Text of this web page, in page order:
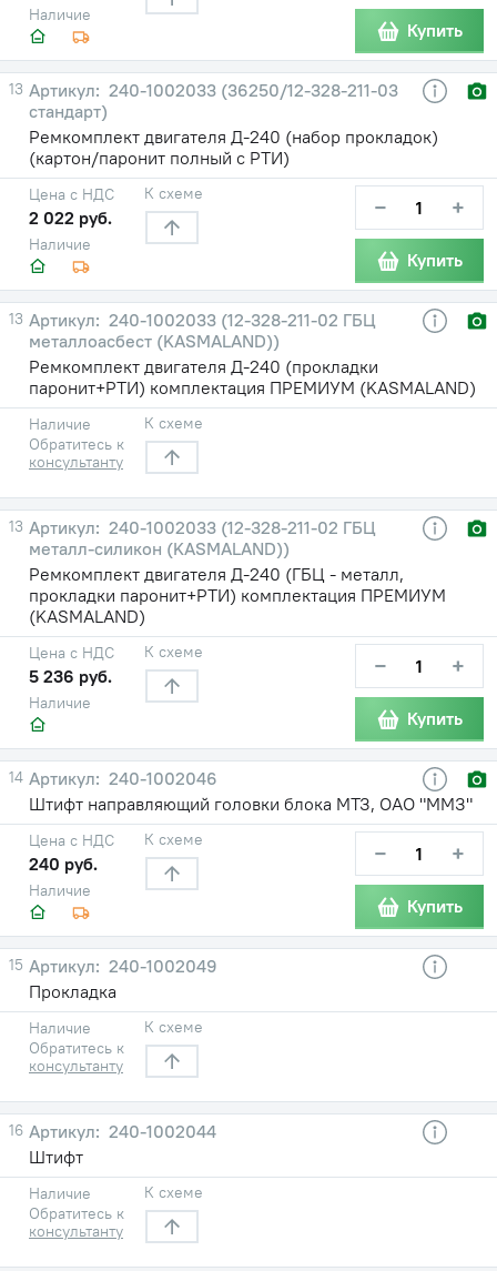
Наличие
Купить
13
240-1002033 (36250/12-328-211-03
стандарт)
Ремкомплект двигателя Д-240 (набор прокладок)
(картон/паронит полный с РТИ)
Наличие
Цена с НДС
2 022 руб.
К схеме − +
Купить
13
240-1002033 (12-328-211-02 ГБЦ
металлоасбест (KASMALAND))
Ремкомплект двигателя Д-240 (прокладки
паронит+РТИ) комплектация ПРЕМИУМ (KASMALAND)
Наличие
Обратитесь к
консультанту
К схеме
13
240-1002033 (12-328-211-02 ГБЦ
металл-силикон (KASMALAND))
Ремкомплект двигателя Д-240 (ГБЦ - металл,
прокладки паронит+РТИ) комплектация ПРЕМИУМ
(KASMALAND)
Наличие
Цена с НДС
5 236 руб.
К схеме − +
Купить
14
240-1002046
Штифт направляющий головки блока МТЗ, ОАО "ММЗ"
Наличие
Цена с НДС
240 руб.
К схеме − +
Купить
15
240-1002049
Прокладка
Наличие
Обратитесь к
консультанту
К схеме
16
240-1002044
Штифт
Наличие
Обратитесь к
консультанту
К схеме